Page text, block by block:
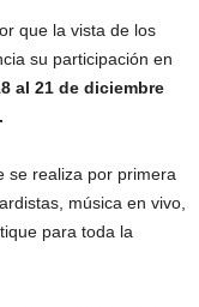
que la vista de los
su participación en
al 21 de diciembre
se realiza por primera
música en vivo,
para toda la